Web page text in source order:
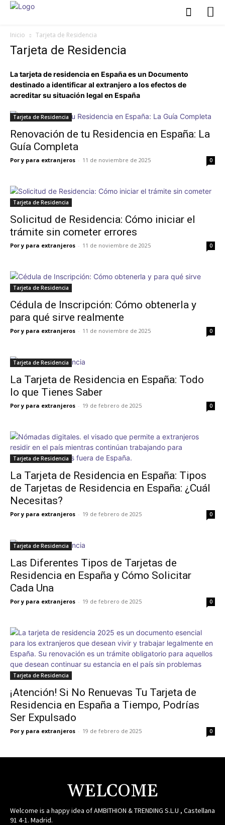
Inicio Tarjeta de Residencia
Tarjeta de Residencia
La tarjeta de residencia en España es un Documento
destinado a identificar al extranjero a los efectos de
acreditar su situación legal en España
Tarjeta de Residencia
Renovación de tu Residencia en España: La
Guía Completa
Por y para extranjeros - 11 de noviembre de 2025 0
Tarjeta de Residencia
Solicitud de Residencia: Cómo iniciar el
trámite sin cometer errores
Por y para extranjeros - 11 de noviembre de 2025 0
Tarjeta de Residencia
Cédula de Inscripción: Cómo obtenerla y
para qué sirve realmente
Por y para extranjeros - 11 de noviembre de 2025 0
Tarjeta de Residencia
La Tarjeta de Residencia en España: Todo
lo que Tienes Saber
Por y para extranjeros - 19 de febrero de 2025 0
Tarjeta de Residencia
La Tarjeta de Residencia en España: Tipos
de Tarjetas de Residencia en España: ¿Cuál
Necesitas?
Por y para extranjeros - 19 de febrero de 2025 0
Tarjeta de Residencia
Las Diferentes Tipos de Tarjetas de
Residencia en España y Cómo Solicitar
Cada Una
Por y para extranjeros - 19 de febrero de 2025 0
Tarjeta de Residencia
¡Atención! Si No Renuevas Tu Tarjeta de
Residencia en España a Tiempo, Podrías
Ser Expulsado
Por y para extranjeros - 19 de febrero de 2025 0
WELCOME
Welcome is a happy idea of AMBITHION & TRENDING S.L.U , Castellana
91 4-1. Madrid.